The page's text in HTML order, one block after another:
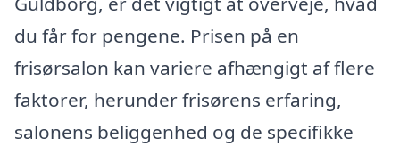
du får for pengene. Prisen på en
frisørsalon kan variere afhængigt af flere
faktorer, herunder frisørens erfaring,
salonens beliggenhed og de specifikke